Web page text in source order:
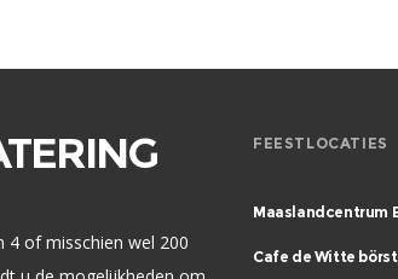
4 of misschien wel 200
FEESTLOCATIES
Maaslandcentrum
Cafe de Witte